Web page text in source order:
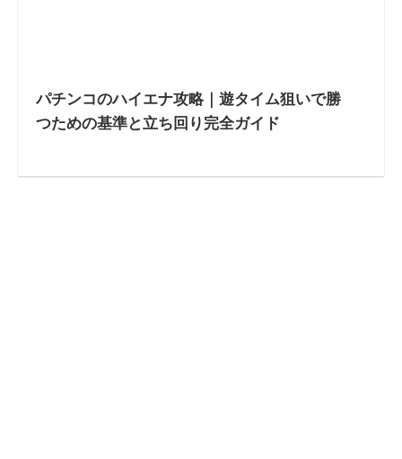
パチンコのハイエナ攻略｜遊タイム狙いで勝
つための基準と立ち回り完全ガイド